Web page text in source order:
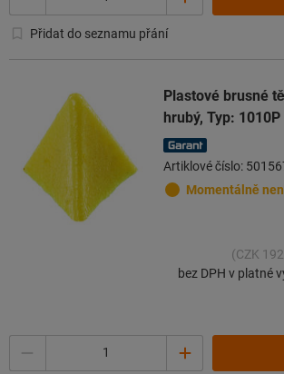
Přidat do seznamu přání
Plastové brusné
hrubý, Typ: 1010P
Artiklové číslo:
Momentálně
(CZK
bez DPH v platné